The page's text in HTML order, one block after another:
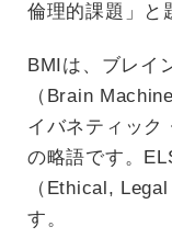
倫理的課題」と
BMIは、ブレイ
（Brain
イバネティック
の略語です。
（Ethical,
す。